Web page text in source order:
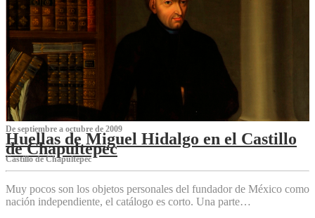
De septiembre a octubre de 2009
Huellas de Miguel Hidalgo en el Castillo
de Chapultepec
Castillo de Chapultepec
Muy pocos son los objetos personales del fundador de México como
nación independiente, el catálogo es corto. Una parte…